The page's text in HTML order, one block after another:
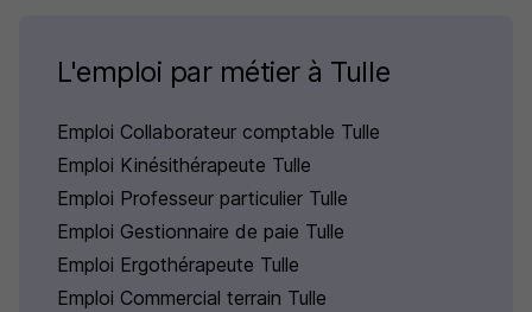
L'emploi par métier à Tulle
Emploi Collaborateur comptable Tulle
Emploi Kinésithérapeute Tulle
Emploi Professeur particulier Tulle
Emploi Gestionnaire de paie Tulle
Emploi Ergothérapeute Tulle
Emploi Commercial terrain Tulle